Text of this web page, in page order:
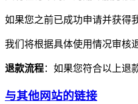
如果您之前已成功申请并获得
我们将根据具体使用情况审核
退款流程：如果您符合以上退
与其他网站的链接